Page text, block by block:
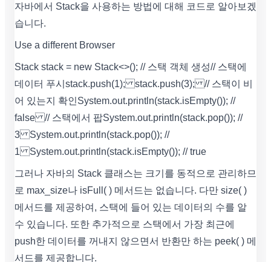
자바에서 Stack을 사용하는 방법에 대해 코드로 알아보겠
습니다.
Use a different Browser
Stack stack = new Stack<>(); // 스택 객체 생성 // 스택에
데이터 푸시 stack.push(1); stack.push(3); // 스택이 비
어 있는지 확인 System.out.println(stack.isEmpty()); //
false // 스택에서 팝 System.out.println(stack.pop()); //
3 System.out.println(stack.pop()); //
1 System.out.println(stack.isEmpty()); // true
그러나 자바의 Stack 클래스는 크기를 동적으로 관리하므
로 max_size나 isFull( ) 메서드는 없습니다. 다만 size( )
메서드를 제공하여, 스택에 들어 있는 데이터의 수를 알
수 있습니다. 또한 추가적으로 스택에서 가장 최근에
push한 데이터를 꺼내지 않으면서 반환만 하는 peek( ) 메
서드를 제공합니다.